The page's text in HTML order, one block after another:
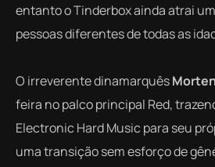
entanto o Tinderbox ainda atrai
pessoas diferentes de todas as
O irreverente dinamarquêsMorten
feira no palco principal Red,
Electronic Hard Music para seu
uma transição sem esforço de